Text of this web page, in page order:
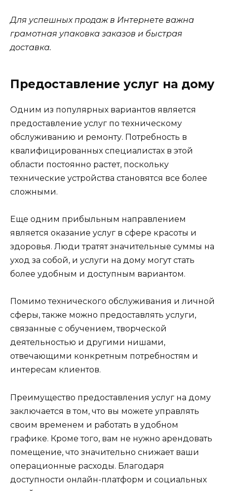
Для успешных продаж в Интернете важна
грамотная упаковка заказов и быстрая
доставка.
Предоставление услуг на дому
Одним из популярных вариантов является
предоставление услуг по техническому
обслуживанию и ремонту. Потребность в
квалифицированных специалистах в этой
области постоянно растет, поскольку
технические устройства становятся все более
сложными.
Еще одним прибыльным направлением
является оказание услуг в сфере красоты и
здоровья. Люди тратят значительные суммы на
уход за собой, и услуги на дому могут стать
более удобным и доступным вариантом.
Помимо технического обслуживания и личной
сферы, также можно предоставлять услуги,
связанные с обучением, творческой
деятельностью и другими нишами,
отвечающими конкретным потребностям и
интересам клиентов.
Преимущество предоставления услуг на дому
заключается в том, что вы можете управлять
своим временем и работать в удобном
графике. Кроме того, вам не нужно арендовать
помещение, что значительно снижает ваши
операционные расходы. Благодаря
доступности онлайн-платформ и социальных